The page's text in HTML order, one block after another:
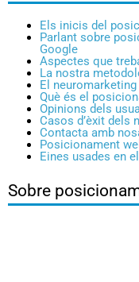
Els inicis del
Parlant sobre
Google
Aspectes que
La nostra
El
Què és el
Opinions dels
Casos d’èxit dels
Contacta amb
Posicionament
Eines usades en
Sobre